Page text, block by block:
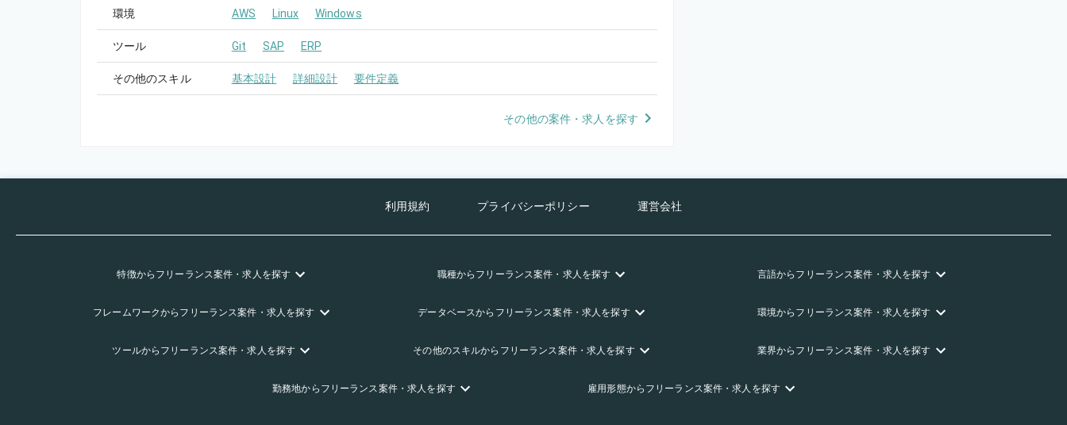
環境 AWS Linux Windows
ツール Git SAP ERP
その他のスキル 基本設計 詳細設計 要件定義
その他の案件・求人を探す
利用規約 プライバシーポリシー 運営会社
特徴からフリーランス案件・求人を探す 職種からフリーランス案件・求人を探す 言語からフリーランス案件・求人を探す
フレームワークからフリーランス案件・求人を探す データベースからフリーランス案件・求人を探す 環境からフリーランス案件・求人を探す
ツールからフリーランス案件・求人を探す その他のスキルからフリーランス案件・求人を探す 業界からフリーランス案件・求人を探す
勤務地からフリーランス案件・求人を探す 雇用形態からフリーランス案件・求人を探す